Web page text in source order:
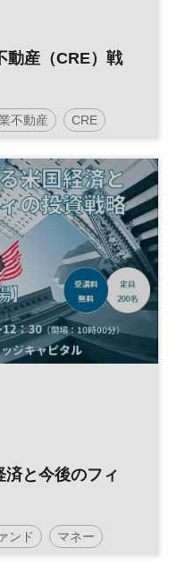
動産（CRE）戦
不動産 CRE
動産投資
ラム
と今後のフィ
ンド マネー